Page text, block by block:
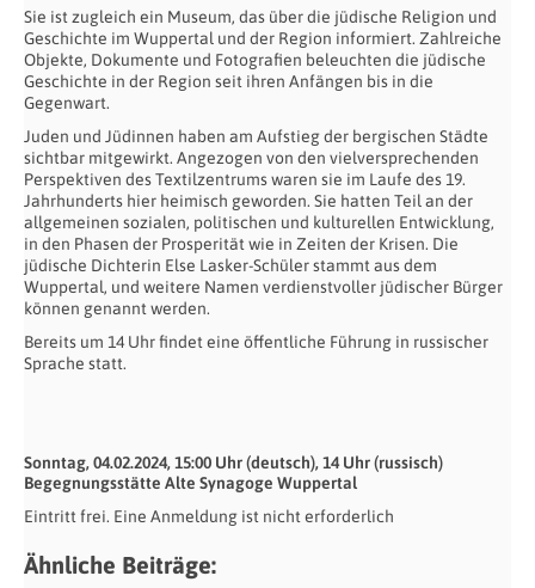
Sie ist zugleich ein Museum, das über die jüdische Religion und
Geschichte im Wuppertal und der Region informiert. Zahlreiche
Objekte, Dokumente und Fotografien beleuchten die jüdische
Geschichte in der Region seit ihren Anfängen bis in die
Gegenwart.
Juden und Jüdinnen haben am Aufstieg der bergischen Städte
sichtbar mitgewirkt. Angezogen von den vielversprechenden
Perspektiven des Textilzentrums waren sie im Laufe des 19.
Jahrhunderts hier heimisch geworden. Sie hatten Teil an der
allgemeinen sozialen, politischen und kulturellen Entwicklung,
in den Phasen der Prosperität wie in Zeiten der Krisen. Die
jüdische Dichterin Else Lasker-Schüler stammt aus dem
Wuppertal, und weitere Namen verdienstvoller jüdischer Bürger
können genannt werden.
Bereits um 14 Uhr findet eine öffentliche Führung in russischer
Sprache statt.
Sonntag, 04.02.2024, 15:00 Uhr (deutsch), 14 Uhr (russisch)
Begegnungsstätte Alte Synagoge Wuppertal
Eintritt frei. Eine Anmeldung ist nicht erforderlich
Ähnliche Beiträge: